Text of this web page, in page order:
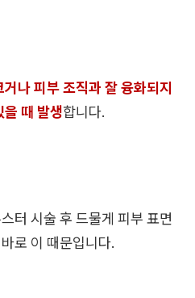
나 피부 조직과 잘 융화되지
때 발생합니다.
터 시술 후 드물게 피부 표면
로 이 때문입니다.